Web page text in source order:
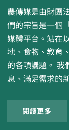
農傳媒是由財團
們的宗旨是一個
媒體平台。站在
地、食物、教育
的各項議題。
息、滿足需求的
閱讀更多